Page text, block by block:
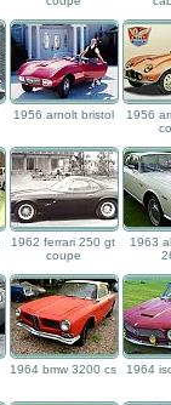
1956 arnolt bristol
1956
1962 ferrari 250 gt
coupe
1963
1964 bmw 3200 cs 1964